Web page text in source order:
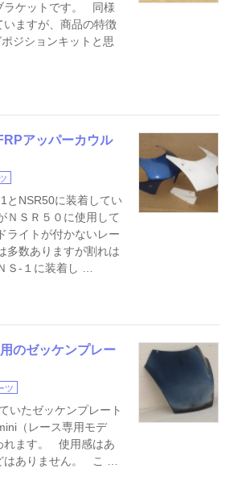
ラケットです。 同様
ますが、商品の特徴
ジションキットと思
アッパーカウル
とNSR50に装着してい
ＮＳＲ５０に使用して
ライトが付かないレー
多数ありますが割れは
Ｓ-１に装着し …
のゼッケンプレー
ツ
いたゼッケンプレート
（レース専用モデ
れます。 使用感はあ
はありません。 こ …